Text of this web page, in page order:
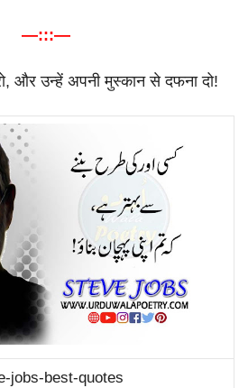
—:::—
, और उन्हें अपनी मुस्कान से दफना दो!
jobs-best-quotes